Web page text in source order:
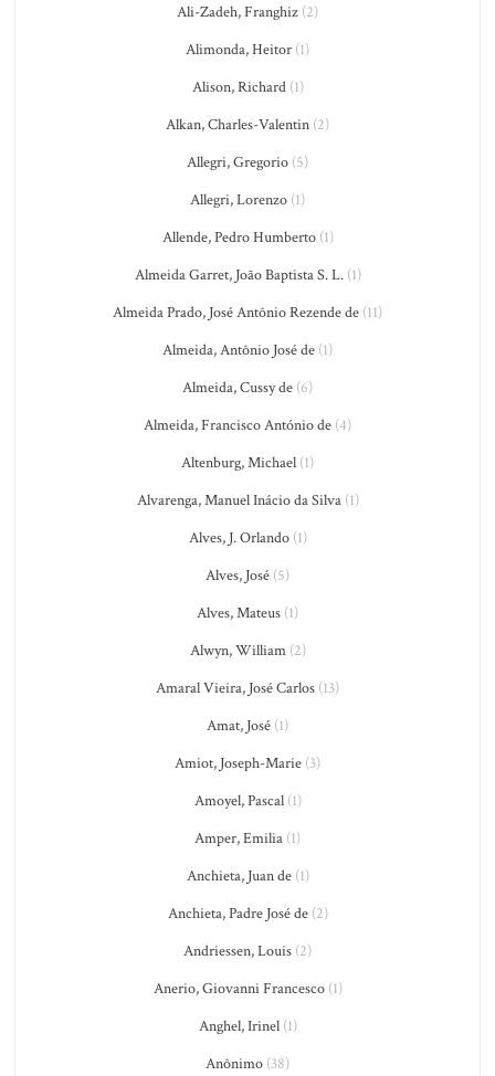
Ali-Zadeh, Franghiz (2)
Alimonda, Heitor (1)
Alison, Richard(1)
Alkan, Charles-Valentin (2)
Allegri, Gregorio (5)
Allegri, Lorenzo (1)
Allende, Pedro Humberto(1)
Almeida Garret, João Baptista S. L.(1)
Almeida Prado, José Antônio Rezende de (11)
Almeida, Antônio José de (1)
Almeida, Cussy de (6)
Almeida, Francisco António de (4)
Altenburg, Michael (1)
Alvarenga, Manuel Inácio da Silva(1)
Alves, J. Orlando(1)
Alves, José (5)
Alves, Mateus (1)
Alwyn, William(2)
Amaral Vieira, José Carlos (13)
Amat, José (1)
Amiot, Joseph-Marie (3)
Amoyel, Pascal(1)
Amper, Emilia (1)
Anchieta, Juan de(1)
Anchieta, Padre José de(2)
Andriessen, Louis (2)
Anerio, Giovanni Francesco(1)
Anghel, Irinel(1)
Anônimo (38)